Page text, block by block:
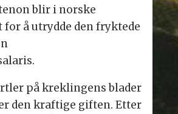
blir i norske
for å utrydde den fryktede
på kreklingens blader
den kraftige giften. Etter